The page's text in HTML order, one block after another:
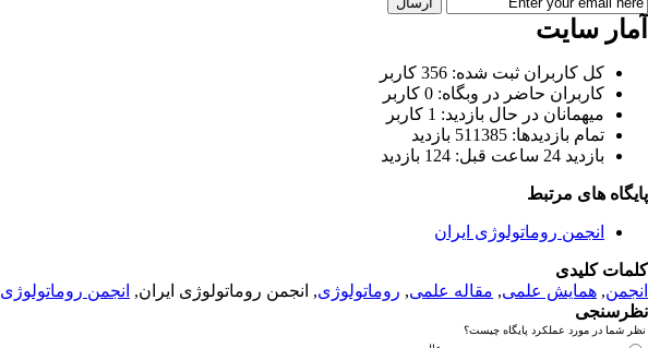
آمار سایت
كل کاربران ثبت شده: 356 کاربر
کاربران حاضر در وبگاه: 0 کاربر
ميهمانان در حال بازديد: 1 کاربر
تمام بازديد‌ها: 511385 بازدید
بازديد 24 ساعت قبل: 124 بازدید
پایگاه های مرتبط
انجمن روماتولوژی ایران
کلمات کلیدی
انجمن, همایش علمی, مقاله علمی, روماتولوژی, انجمن روماتولوژی ایران, انجمن روماتولوژی
نظرسنجی
نظر شما در مورد عملکرد پایگاه چیست؟